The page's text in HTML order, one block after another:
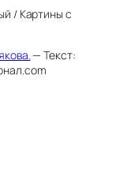
/ Картины с
— Текст: